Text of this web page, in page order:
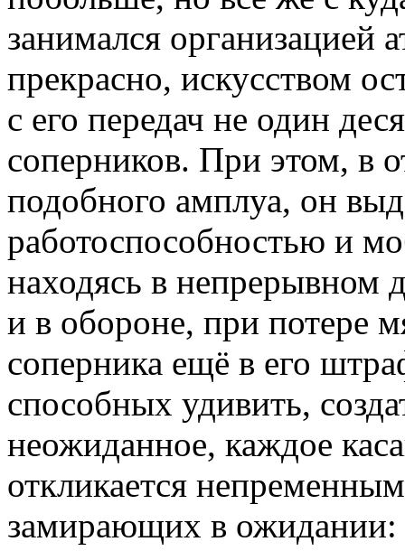
занимался организацией
прекрасно, искусством
с его передач не один
соперников. При этом, в
подобного амплуа, он
работоспособностью и
находясь в непрерывном
и в обороне, при потере
соперника ещё в его
способных удивить,
неожиданное, каждое
откликается
замирающих в ожидании: